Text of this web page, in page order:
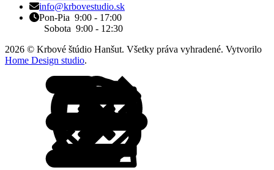
info@krbovestudio.sk
Pon-Pia 9:00 - 17:00
Sobota 9:00 - 12:30
2026 © Krbové štúdio Hanšut. Všetky práva vyhradené. Vytvorilo
Home Design studio.